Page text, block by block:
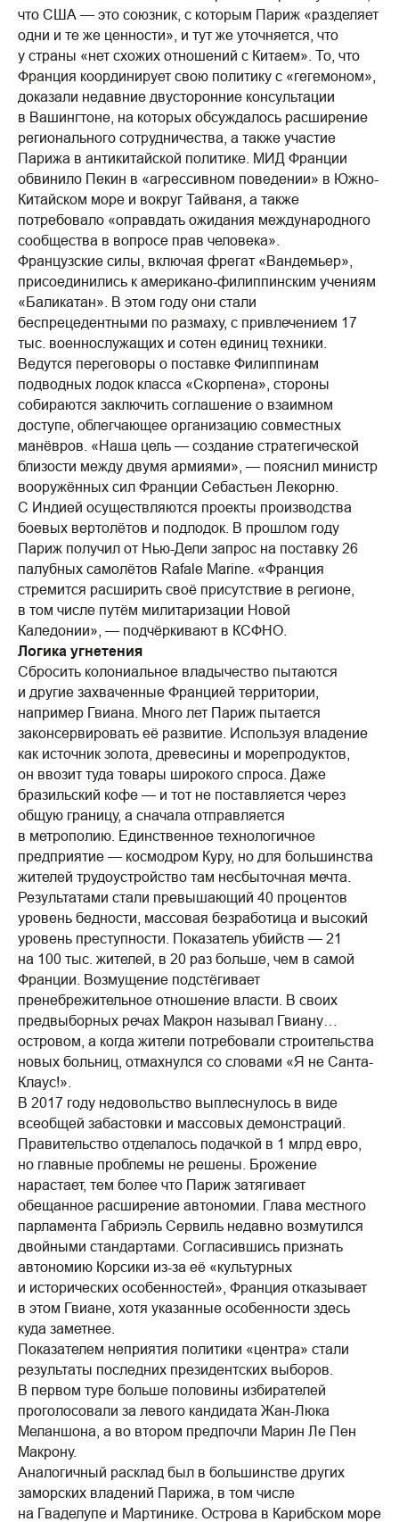
что США — это союзник, с которым Париж «разделяет
одни и те же ценности», и тут же уточняется, что
у страны «нет схожих отношений с Китаем». То, что
Франция координирует свою политику с «гегемоном»,
доказали недавние двусторонние консультации
в Вашингтоне, на которых обсуждалось расширение
регионального сотрудничества, а также участие
Парижа в антикитайской политике. МИД Франции
обвинило Пекин в «агрессивном поведении» в Южно-
Китайском море и вокруг Тайваня, а также
потребовало «оправдать ожидания международного
сообщества в вопросе прав человека».
Французские силы, включая фрегат «Вандемьер»,
присоединились к американо-филиппинским учениям
«Баликатан». В этом году они стали
беспрецедентными по размаху, с привлечением 17
тыс. военнослужащих и сотен единиц техники.
Ведутся переговоры о поставке Филиппинам
подводных лодок класса «Скорпена», стороны
собираются заключить соглашение о взаимном
доступе, облегчающее организацию совместных
манёвров. «Наша цель — создание стратегической
близости между двумя армиями», — пояснил министр
вооружённых сил Франции Себастьен Лекорню.
С Индией осуществляются проекты производства
боевых вертолётов и подлодок. В прошлом году
Париж получил от Нью-Дели запрос на поставку 26
палубных самолётов Rafale Marine. «Франция
стремится расширить своё присутствие в регионе,
в том числе путём милитаризации Новой
Каледонии», — подчёркивают в КСФНО.
Логика угнетения
Сбросить колониальное владычество пытаются
и другие захваченные Францией территории,
например Гвиана. Много лет Париж пытается
законсервировать её развитие. Используя владение
как источник золота, древесины и морепродуктов,
он ввозит туда товары широкого спроса. Даже
бразильский кофе — и тот не поставляется через
общую границу, а сначала отправляется
в метрополию. Единственное технологичное
предприятие — космодром Куру, но для большинства
жителей трудоустройство там несбыточная мечта.
Результатами стали превышающий 40 процентов
уровень бедности, массовая безработица и высокий
уровень преступности. Показатель убийств — 21
на 100 тыс. жителей, в 20 раз больше, чем в самой
Франции. Возмущение подстёгивает
пренебрежительное отношение власти. В своих
предвыборных речах Макрон называл Гвиану…
островом, а когда жители потребовали строительства
новых больниц, отмахнулся со словами «Я не Санта-
Клаус!».
В 2017 году недовольство выплеснулось в виде
всеобщей забастовки и массовых демонстраций.
Правительство отделалось подачкой в 1 млрд евро,
но главные проблемы не решены. Брожение
нарастает, тем более что Париж затягивает
обещанное расширение автономии. Глава местного
парламента Габриэль Сервиль недавно возмутился
двойными стандартами. Согласившись признать
автономию Корсики из-за её «культурных
и исторических особенностей», Франция отказывает
в этом Гвиане, хотя указанные особенности здесь
куда заметнее.
Показателем неприятия политики «центра» стали
результаты последних президентских выборов.
В первом туре больше половины избирателей
проголосовали за левого кандидата Жан-Люка
Меланшона, а во втором предпочли Марин Ле Пен
Макрону.
Аналогичный расклад был в большинстве других
заморских владений Парижа, в том числе
на Гваделупе и Мартинике. Острова в Карибском море